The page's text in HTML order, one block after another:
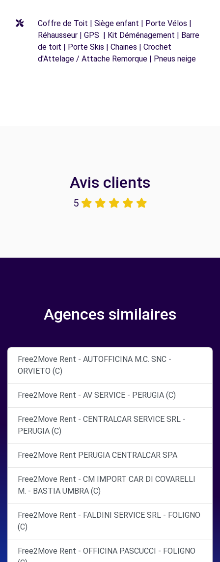
Coffre de Toit | Siège enfant | Porte Vélos |
Réhausseur | GPS | Kit Déménagement | Barre
de toit | Porte Skis | Chaines | Crochet
d'Attelage / Attache Remorque | Pneus neige
Avis clients
5
Agences similaires
Free2Move Rent - AUTOFFICINA M.C. SNC -
ORVIETO (C)
Free2Move Rent - AV SERVICE - PERUGIA (C)
Free2Move Rent - CENTRALCAR SERVICE SRL -
PERUGIA (C)
Free2Move Rent PERUGIA CENTRALCAR SPA
Free2Move Rent - CM IMPORT CAR DI COVARELLI
M. - BASTIA UMBRA (C)
Free2Move Rent - FALDINI SERVICE SRL - FOLIGNO
(C)
Free2Move Rent - OFFICINA PASCUCCI - FOLIGNO